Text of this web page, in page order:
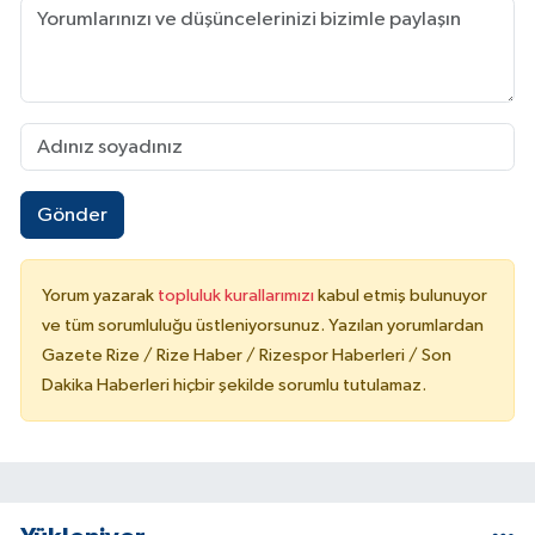
Gönder
Yorum yazarak topluluk kurallarımızı kabul etmiş bulunuyor
ve tüm sorumluluğu üstleniyorsunuz. Yazılan yorumlardan
Gazete Rize / Rize Haber / Rizespor Haberleri / Son
Dakika Haberleri hiçbir şekilde sorumlu tutulamaz.